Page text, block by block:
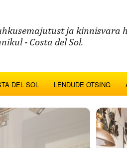
ja kinnisvara
- Costa del Sol.
DEL SOL LENDUDE OTSING